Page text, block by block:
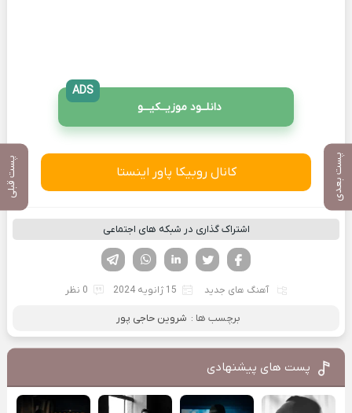
پست بعدی پست قبلی
دانلــود موزیــکیـــو
ADS
کانال روبیکا پاور اینستا
اشتراک گذاری در شبکه های اجتماعی
لینکدین تویتر
فیسوک
آهنگ های جدید 15 ژانویه 2024 0 نظر
برچسب ها : شروین حاجی پور
پست های پیشنهادی